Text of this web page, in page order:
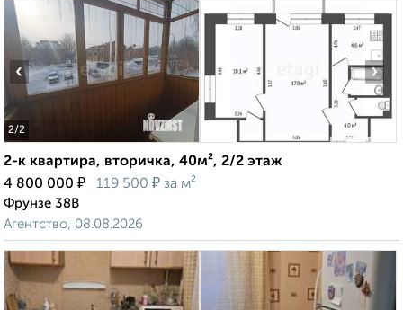
2/2
‹ ›
2-к квартира, вторичка, 40м², 2/2 этаж
4 800 000 ₽ 119 500 ₽ за м²
Фрунзе 38В
Агентство, 08.08.2026